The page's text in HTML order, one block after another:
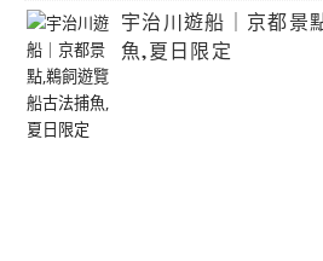
宇治川遊船｜京都景
魚,夏日限定